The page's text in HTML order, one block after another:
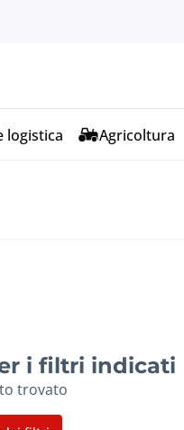
logistica Agricoltura
i filtri indicati
trovato